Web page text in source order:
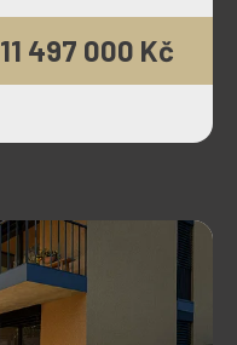
11 497 000 Kč